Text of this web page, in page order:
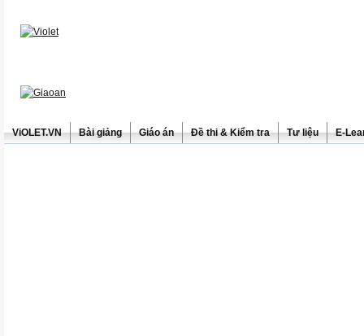
ViOLET.VN Bài giảng Giáo án Đề thi & Kiểm tra Tư liệu E-